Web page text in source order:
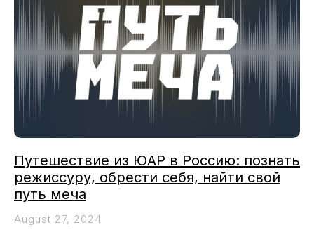
Путешествие из ЮАР в Россию: познать
режиссуру, обрести себя, найти свой
путь меча
August 27, 2024